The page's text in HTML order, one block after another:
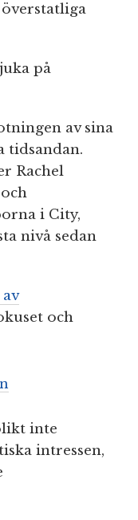
på
av sina
tidsandan.
Rachel
i City,
nivå sedan
och
inte
intressen,